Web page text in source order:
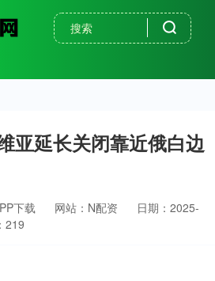
亚延长关闭靠近俄白边
下载 网站：N配资
日期：2025-
219